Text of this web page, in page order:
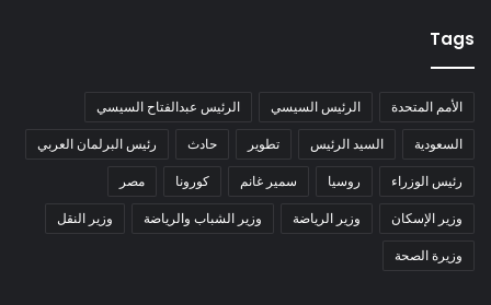
Tags
الأمم المتحدة الرئيس السيسي الرئيس عبدالفتاح السيسي
السعودية السيد الرئيس تطوير حادث رئيس البرلمان العربي
رئيس الوزراء روسيا سمير غانم كورونا مصر
وزير الإسكان وزير الرياضة وزير الشباب والرياضة وزير النقل
وزيرة الصحة